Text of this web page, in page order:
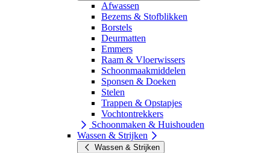
Afwassen
Bezems & Stofblikken
Borstels
Deurmatten
Emmers
Raam & Vloerwissers
Schoonmaakmiddelen
Sponsen & Doeken
Stelen
Trappen & Opstapjes
Vochtontrekkers
Schoonmaken & Huishouden
Wassen & Strijken
Wassen & Strijken